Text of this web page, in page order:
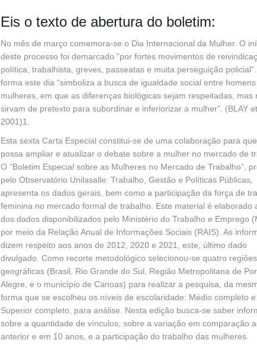
Eis o texto de abertura do boletim:
No mês de março comemora-se o Dia Internacional da Mulher. O
deste processo foi demarcado “por fortes movimentos de
política, trabalhista, greves, passeatas e muita perseguição
forma este dia “simboliza a busca de igualdade social entre homens
mulheres, em que as diferenças biológicas sejam respeitadas, mas
sirvam de pretexto para subordinar e inferiorizar a mulher”. (BLAY et
2001)1.
Esta sexta Carta Especial constitui-se de uma colaboração para
possa ampliar e atualizar o debate sobre a mulher no mercado de
O “Boletim Especial sobre as Mulheres no Mercado de Trabalho”,
pelo Observatório Unilasalle: Trabalho, Gestão e Políticas Públicas,
apresenta os dados gerais, bem como a participação da força de
feminina no mercado formal de trabalho. Este material é elaborado
dos dados disponibilizados pelo Ministério do Trabalho e Emprego
por meio da Relação Anual de Informações Sociais (RAIS). As
dizem respeito aos anos de 2012, 2020 e 2021, este, último dado
divulgado. Como recorte metodológico selecionou-se quatro regiões
geográficas (Brasil, Rio Grande do Sul, Região Metropolitana de
Alegre, e o município de Canoas) para realizar a pesquisa, da
forma que se escolheu os níveis de escolaridade: Médio completo e
Superior completo, para análise. Nesta edição busca-se saber
sobre a quantidade de vínculos, sobre a variação em comparação
anterior e em 10 anos, e a participação do trabalho das mulheres.